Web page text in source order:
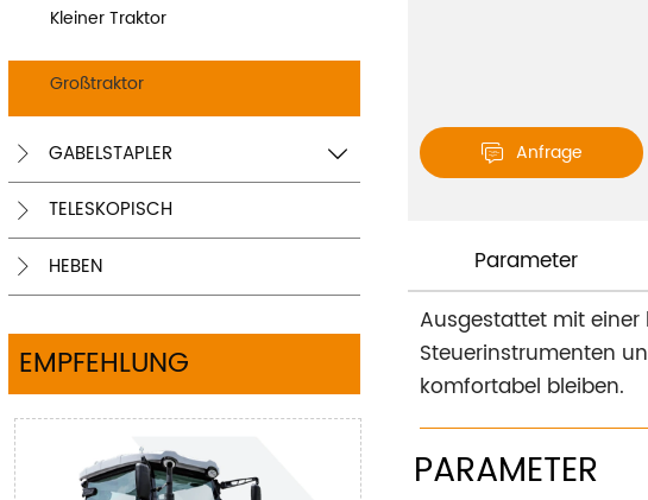
Kleiner Traktor
Großtraktor
 GABELSTAPLER 
 TELESKOPISCH
 HEBEN
EMPFEHLUNG
 Anfrage
Parameter
Ausgestattet mit einer
Steuerinstrumenten
komfortabel bleiben.
PARAMETER